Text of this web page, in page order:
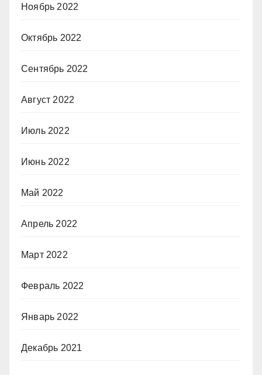
Ноябрь 2022
Октябрь 2022
Сентябрь 2022
Август 2022
Июль 2022
Июнь 2022
Май 2022
Апрель 2022
Март 2022
Февраль 2022
Январь 2022
Декабрь 2021